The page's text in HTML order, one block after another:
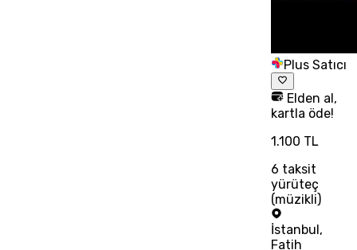
Plus Satıcı
Elden al,
kartla öde!
1.100 TL
6 taksit
yürüteç
(müzikli)
İstanbul,
Fatih